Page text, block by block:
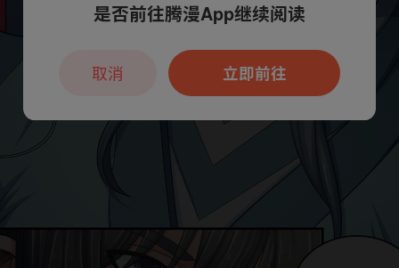
本章节仅支持App阅读，可打开App新用
户7天免费看
是否前往腾漫App继续阅读
立即前往
取消